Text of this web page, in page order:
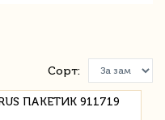
Сорт:
ПАКЕТИК 911719